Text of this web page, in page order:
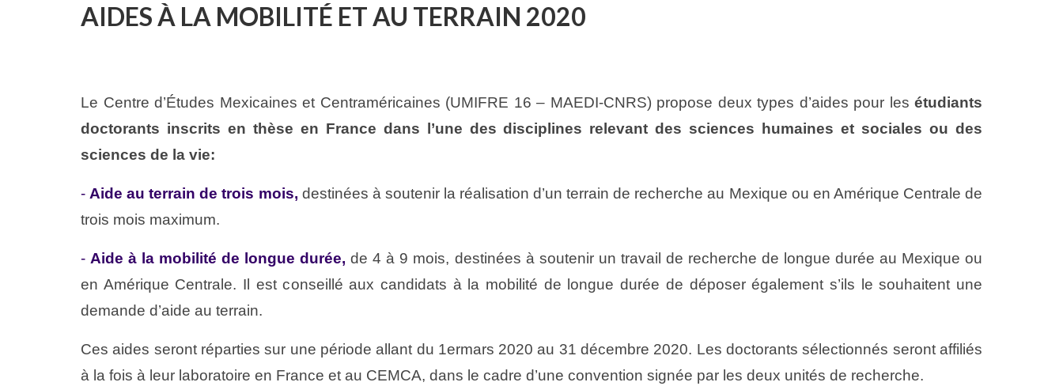
AIDES À LA MOBILITÉ ET AU TERRAIN 2020
Le Centre d’Études Mexicaines et Centraméricaines (UMIFRE 16 – MAEDI-CNRS) propose deux types d’aides pour les étudiants
doctorants inscrits en thèse en France dans l’une des disciplines relevant des sciences humaines et sociales ou des
sciences de la vie:
-Aide au terrain de trois mois, destinées à soutenir la réalisation d’un terrain de recherche au Mexique ou en Amérique Centrale de
trois mois maximum.
-Aide à la mobilité de longue durée, de 4 à 9 mois, destinées à soutenir un travail de recherche de longue durée au Mexique ou
en Amérique Centrale. Il est conseillé aux candidats à la mobilité de longue durée de déposer également s’ils le souhaitent une
demande d’aide au terrain.
Ces aides seront réparties sur une période allant du 1ermars 2020 au 31 décembre 2020. Les doctorants sélectionnés seront affiliés
à la fois à leur laboratoire en France et au CEMCA, dans le cadre d’une convention signée par les deux unités de recherche.